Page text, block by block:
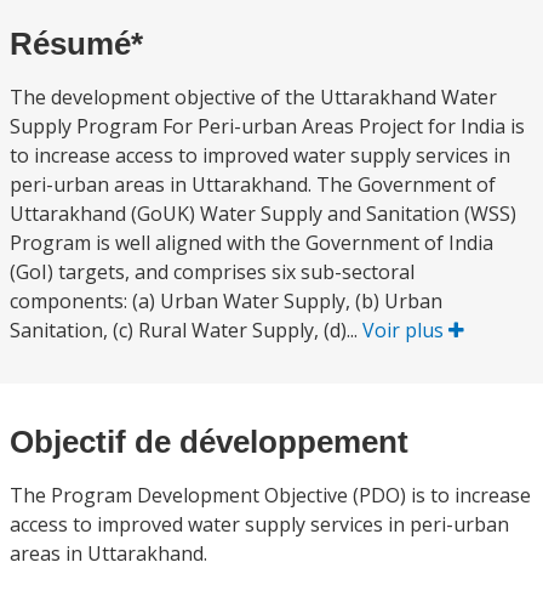
Résumé*
The development objective of the Uttarakhand Water
Supply Program For Peri-urban Areas Project for India is
to increase access to improved water supply services in
peri-urban areas in Uttarakhand. The Government of
Uttarakhand (GoUK) Water Supply and Sanitation (WSS)
Program is well aligned with the Government of India
(GoI) targets, and comprises six sub-sectoral
components: (a) Urban Water Supply, (b) Urban
Sanitation, (c) Rural Water Supply, (d)... Voir plus
Objectif de développement
The Program Development Objective (PDO) is to increase
access to improved water supply services in peri-urban
areas in Uttarakhand.